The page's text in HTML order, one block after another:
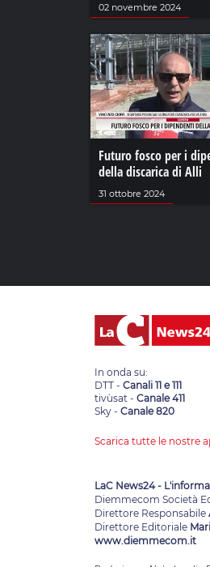
02 novembre 2024
Futuro fosco per i
della discarica di Alli
31 ottobre 2024
In onda su:
DTT - Canali 11 e 111
tivùsat - Canale 411
Sky - Canale 820
Scarica tutte le nostre
LaC News24 -
Diemmecom Società
Direttore Responsabile
Direttore Editoriale
www.diemmecom.it